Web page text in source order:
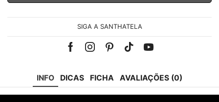
SIGA A SANTHATELA
Facebook
Instagram
Pinterest
Tik-Youtube
INFO DICAS FICHA AVALIAÇÕES (0)